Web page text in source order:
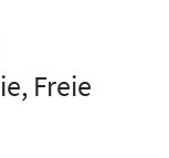
Freie